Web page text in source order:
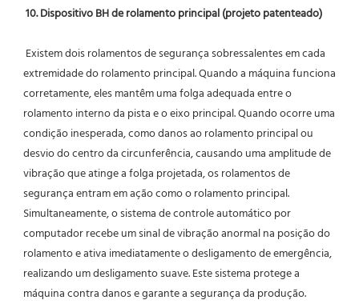
10. Dispositivo BH de rolamento principal (projeto patenteado)
extremidade do rolamento principal. Quando a máquina funciona
corretamente, eles mantêm uma folga adequada entre o
rolamento interno da pista e o eixo principal. Quando ocorre uma
condição inesperada, como danos ao rolamento principal ou
desvio do centro da circunferência, causando uma amplitude de
vibração que atinge a folga projetada, os rolamentos de
segurança entram em ação como o rolamento principal.
Simultaneamente, o sistema de controle automático por
computador recebe um sinal de vibração anormal na posição do
rolamento e ativa imediatamente o desligamento de emergência,
realizando um desligamento suave. Este sistema protege a
máquina contra danos e garante a segurança da produção.